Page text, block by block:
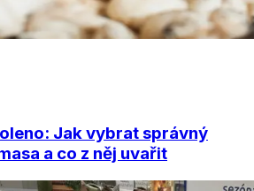
Jak vybrat správný
a co z něj uvařit